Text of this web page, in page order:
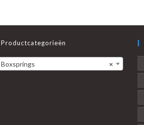
Productcategorieën
×
Boxsprings